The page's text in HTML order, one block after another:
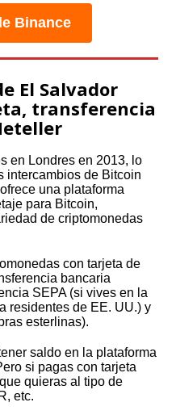
Binance
El Salvador
transferencia
en Londres en 2013, lo
intercambios de Bitcoin
una plataforma
para Bitcoin,
de criptomonedas
con tarjeta de
bancaria
SEPA (si vives en la
residentes de EE. UU.) y
esterlinas).
saldo en la plataforma
si pagas con tarjeta
quieras al tipo de
etc.